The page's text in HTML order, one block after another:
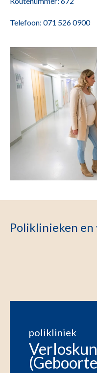
Telefoon: 071 526 0900
Poliklinieken
polikliniek